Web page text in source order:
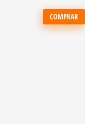
COMPRAR
COMPRAR
COMPRAR